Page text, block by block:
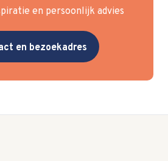
en persoonlijk advies
en bezoekadres